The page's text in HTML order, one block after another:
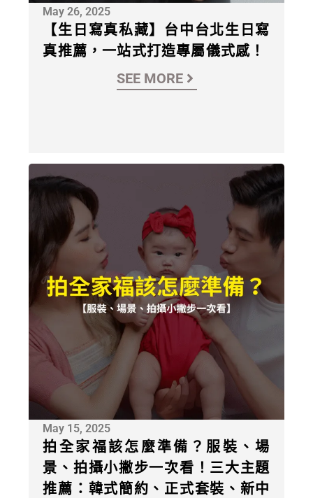
May 26, 2025
【生日寫真私藏】台中台北生日寫
真推薦，一站式打造專屬儀式感！
SEE MORE
May 15, 2025
拍全家福該怎麼準備？服裝、場
景、拍攝小撇步一次看！三大主題
推薦：韓式簡約、正式套裝、新中